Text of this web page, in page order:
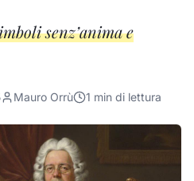
senz’anima e
Mauro Orrù 1 min di lettura